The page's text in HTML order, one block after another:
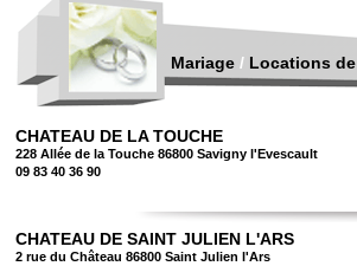
Mariage / Locations
CHATEAU DE LA TOUCHE
228 Allée de la Touche 86800 Savigny l'Evescault
09 83 40 36 90
CHATEAU DE SAINT JULIEN L'ARS
2 rue du Château 86800 Saint Julien l'Ars